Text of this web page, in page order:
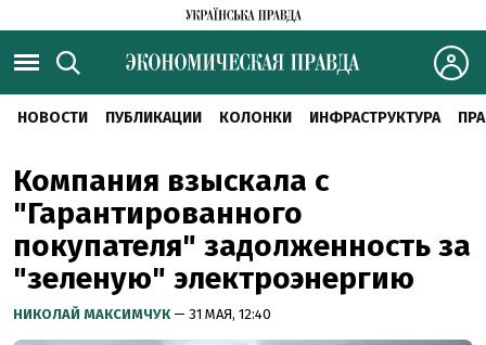
НОВОСТИ ПУБЛИКАЦИИ КОЛОНКИ ИНФРАСТРУКТУРА
Компания взыскала с
"Гарантированного
покупателя" задолженность за
"зеленую" электроэнергию
НИКОЛАЙ МАКСИМЧУК — 31 МАЯ, 12:40